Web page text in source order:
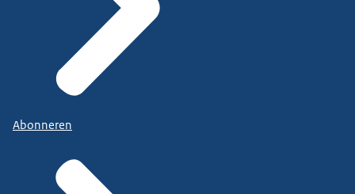
Abonneren